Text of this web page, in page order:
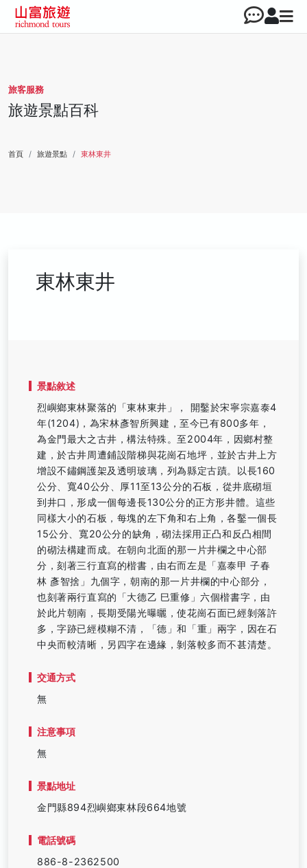
旅客服務
旅遊景點百科
首頁 旅遊景點 東林東井
東林東井
景點敘述
烈嶼鄉東林聚落的「東林東井」， 開鑿於宋寧宗嘉泰4
年(1204)，為宋林彥智所興建，至今已有800多年，
為金門最大之古井，構法特殊。至2004年，因鄉村整
建，於古井周遭鋪設階梯與花崗石地坪，並於古井上方
增設不鏽鋼護架及透明玻璃，列為縣定古蹟。以長160
公分、寬40公分、厚11至13公分的石板，從井底砌垣
到井口，形成一個每邊長130公分的正方形井體。這些
同樣大小的石板，每塊的左下角和右上角，各鑿一個長
15公分、寬20公分的缺角，砌法採用正凸和反凸相間
的砌法構建而成。在朝向北面的那一片井欄之中心部
分，刻著三行直寫的楷書，由右而左是「嘉泰甲 子春
林 彥智捨」九個字，朝南的那一片井欄的中心部分，
也刻著兩行直寫的「大德乙 巳重修」六個楷書字，由
於此片朝南，長期受陽光曝曬，使花崗石面已經剝落許
多，字跡已經模糊不清，「德」和「重」兩字，因在石
中央而較清晰，另四字在邊緣，剝落較多而不甚清楚。
交通方式
無
注意事項
無
景點地址
金門縣894烈嶼鄉東林段664地號
電話號碼
886-8-2362500